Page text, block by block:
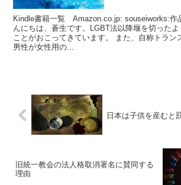
Kindle書籍一覧 Amazon.co.jp: souseiworks:作
んにちは、蒼生です。LGBT法以降堰を切った
ことがおこってきています。 また、自称トラン
男性が女性用の...
日本は子供を産むと
旧統一教会の法人格取消署名に賛同する
理由